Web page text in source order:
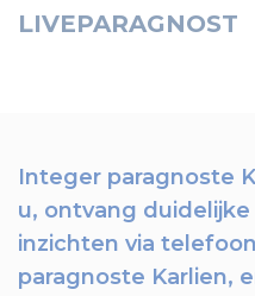
LIVEPARAGNOST
Integer paragnoste
u, ontvang duidelijke
inzichten via
paragnoste Karlien,